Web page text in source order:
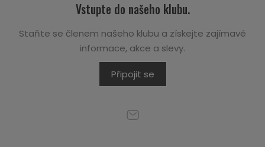
Vstupte do našeho klubu.
Staňte se členem našeho klubu a získejte zajímavé
informace, akce a slevy.
Připojit se